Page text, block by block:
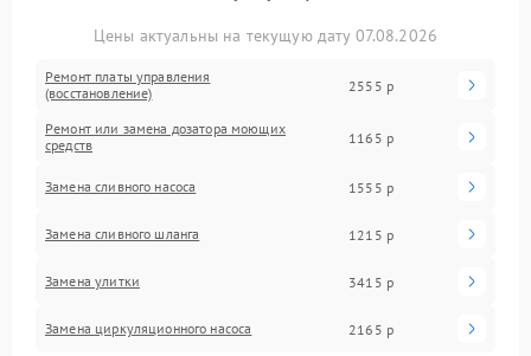
Цены актуальны на текущую дату 07.08.2026
Ремонт платы управления
(восстановление)
2555 р
Ремонт или замена дозатора моющих
средств
1165 р
Замена сливного насоса 1555 р
Замена сливного шланга 1215 р
Замена улитки 3415 р
Замена циркуляционного насоса 2165 р